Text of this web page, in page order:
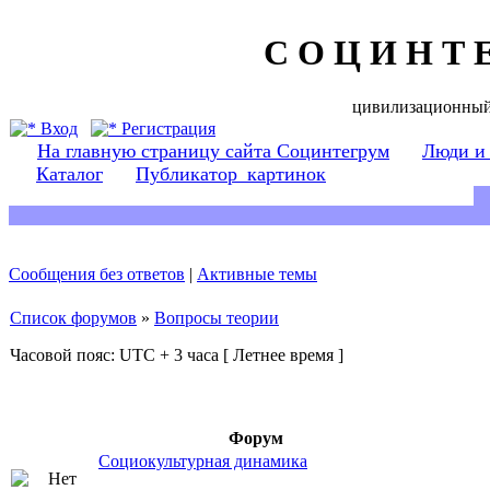
С О Ц И Н Т
Вход
Регистрация
На главную страницу сайта Социнтегрум
Люди и
Каталог
Публикатор_картинок
Сообщения без ответов | Активные темы
Список форумов » Вопросы теории
Часовой пояс: UTC + 3 часа [ Летнее время ]
Форум
Социокультурная динамика